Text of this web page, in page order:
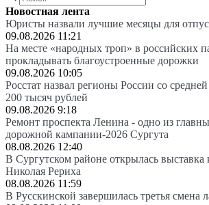
Новостная лента
Юристы назвали лучшие месяцы для
09.08.2026 11:21
На месте «народных троп» в российских
прокладывать благоустроенные дорожки
09.08.2026 10:05
Росстат назвал регионы России со
200 тысяч рублей
09.08.2026 9:18
Ремонт проспекта Ленина - одно из
дорожной кампании-2026 Сургута
08.08.2026 12:40
В Сургутском районе открылась выставка
Николая Рериха
08.08.2026 11:59
В Русскинской завершилась третья смена